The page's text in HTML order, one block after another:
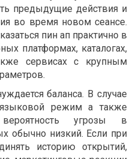
предыдущие действия и
во время новом сеансе.
пин ап практично в
платформах, каталогах,
сервисах с крупным
баланса. В случае
языковой режим а также
угрозы в
обычно низкий. Если при
историю открытий,